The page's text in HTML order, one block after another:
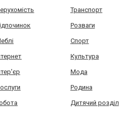
Транспорт
Розваги
Спорт
Культура
Мода
Родина
Дитячий розділ